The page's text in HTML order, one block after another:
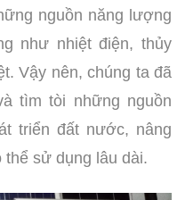
nguồn năng lượng
như nhiệt điện, thủy
Vậy nên, chúng ta đã
tìm tòi những nguồn
triển đất nước, nâng
sử dụng lâu dài.